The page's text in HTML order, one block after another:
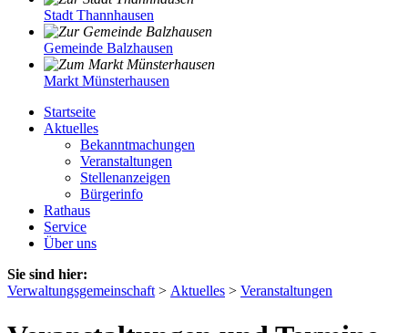
Stadt Thannhausen
Gemeinde Balzhausen
Markt Münsterhausen
Startseite
Aktuelles
Bekanntmachungen
Veranstaltungen
Stellenanzeigen
Bürgerinfo
Rathaus
Service
Über uns
Sie sind hier:
Verwaltungsgemeinschaft > Aktuelles > Veranstaltungen